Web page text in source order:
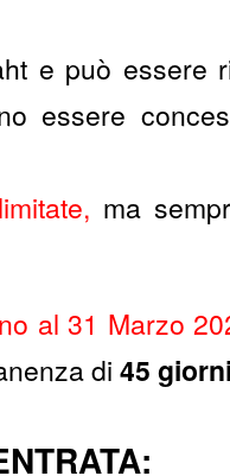
e può essere
essere
ma
al 31 Marzo
di 45 giorni